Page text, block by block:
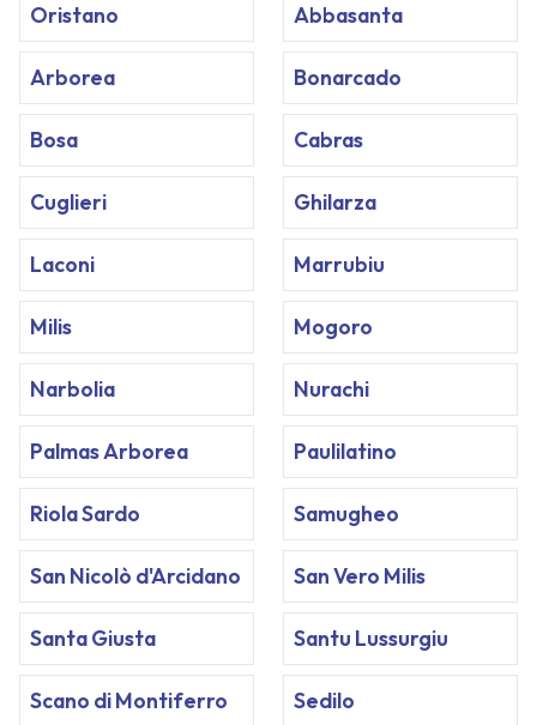
Oristano Abbasanta
Arborea Bonarcado
Bosa Cabras
Cuglieri Ghilarza
Laconi Marrubiu
Milis Mogoro
Narbolia Nurachi
Palmas Arborea Paulilatino
Riola Sardo Samugheo
San Nicolò d'Arcidano San Vero Milis
Santa Giusta Santu Lussurgiu
Scano di Montiferro Sedilo